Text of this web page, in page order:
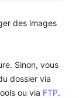
des images
Sinon, vous
dossier via
ou via FTP.